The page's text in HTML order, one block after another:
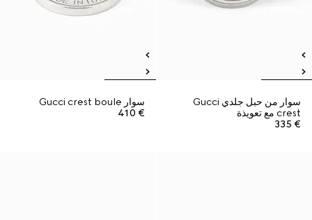
سوار من حبل جلدي Gucci
crest مع تعويذة
€ 335
سوار Gucci crest boule
€ 410